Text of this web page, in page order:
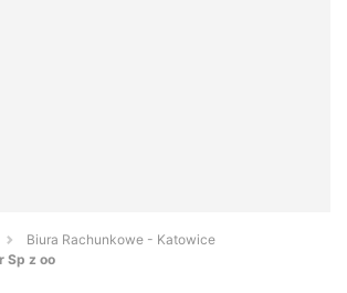
Biura Rachunkowe - Katowice
Sp z oo